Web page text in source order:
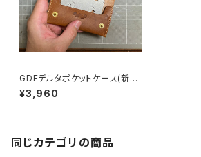
GDEデルタポケットケース(新仕
様)
¥3,960
同じカテゴリの商品